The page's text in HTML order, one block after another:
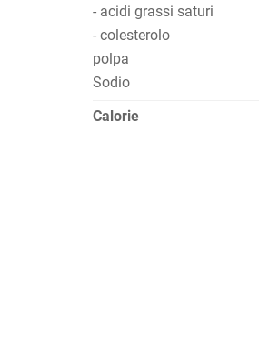
- acidi grassi saturi
- colesterolo
polpa
Sodio
Calorie